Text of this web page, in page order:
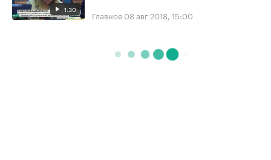
1:30 Главное 08 авг 2018, 15:00